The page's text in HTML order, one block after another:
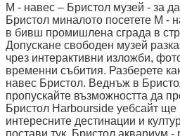
М - навес – Бристол музей - за
Бристол миналото посетете M -
в бивш промишлена сграда в
Допускане свободен музей
чрез интерактивни изложби,
временни събития. Разберете
навес Бристол. Веднъж в
пропускайте възможността да
Бристол Harbourside уебсайт
интересните дестинации и
постави тук. Бристол аквариум